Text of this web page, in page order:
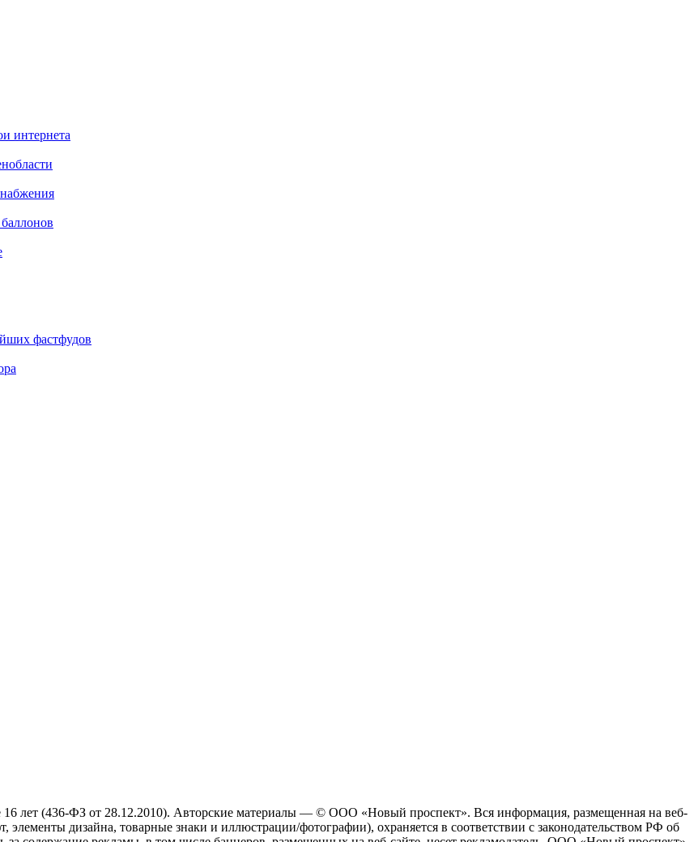
интернета
фастфудов
16 лет (436-ФЗ от 28.12.2010). Авторские материалы — © ООО «Новый проспект». Вся информация, размещенная на веб-
дизайна, товарные знаки и иллюстрации/фотографии), охраняется в соответствии с законодательством РФ об